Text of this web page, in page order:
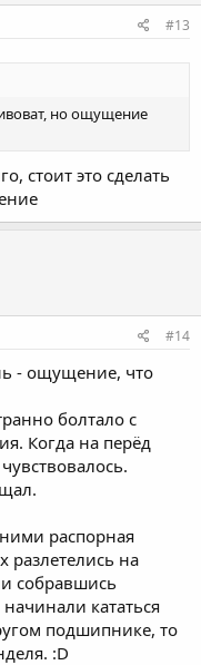
#13
но ощущение
стоит это сделать
#14
- ощущение, что
болтало с
Когда на перёд
распорная
разлетелись на
собравшись
кататься
подшипнике, то
:D